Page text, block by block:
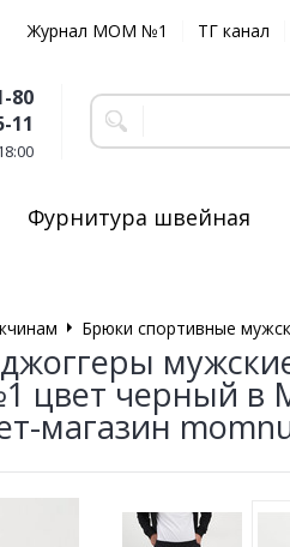
Журнал MOM №1 ТГ канал
80
11
Фурнитура швейная
Брюки спортивные
цвет черный в
магазин